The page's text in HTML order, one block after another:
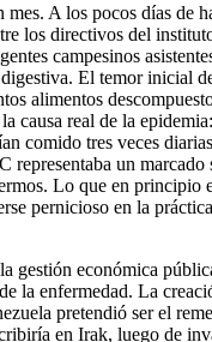
mes. A los pocos días de
los directi­vos del
campesinos
El temor inicial
alimentos
causa real de la
comido tres veces
representaba un marcado
Lo que en principio
pernicioso en la
gestión económica
la enfermedad. La
pretendió ser el
en Irak, luego de